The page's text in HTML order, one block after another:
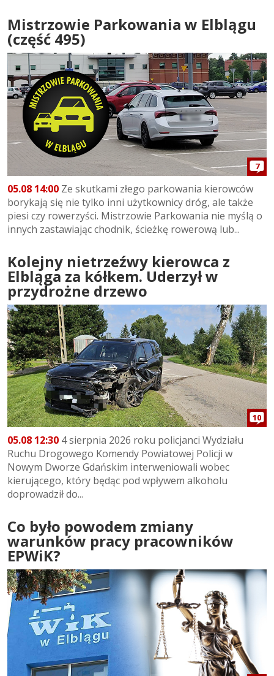
Mistrzowie Parkowania w Elblągu
(część 495)
7
05.08 14:00 Ze skutkami złego parkowania kierowców
borykają się nie tylko inni użytkownicy dróg, ale także
piesi czy rowerzyści. Mistrzowie Parkowania nie myślą o
innych zastawiając chodnik, ścieżkę rowerową lub...
Kolejny nietrzeźwy kierowca z
Elbląga za kółkem. Uderzył w
przydrożne drzewo
10
05.08 12:30 4 sierpnia 2026 roku policjanci Wydziału
Ruchu Drogowego Komendy Powiatowej Policji w
Nowym Dworze Gdańskim interweniowali wobec
kierującego, który będąc pod wpływem alkoholu
doprowadził do...
Co było powodem zmiany
warunków pracy pracowników
EPWiK?